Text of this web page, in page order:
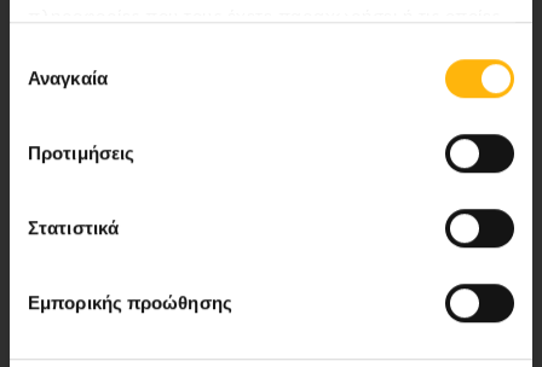
των υπηρεσιών τους.
συγκατάθεσης
Αναγκαία
Προτιμήσεις
Στατιστικά
Εμπορικής προώθησης